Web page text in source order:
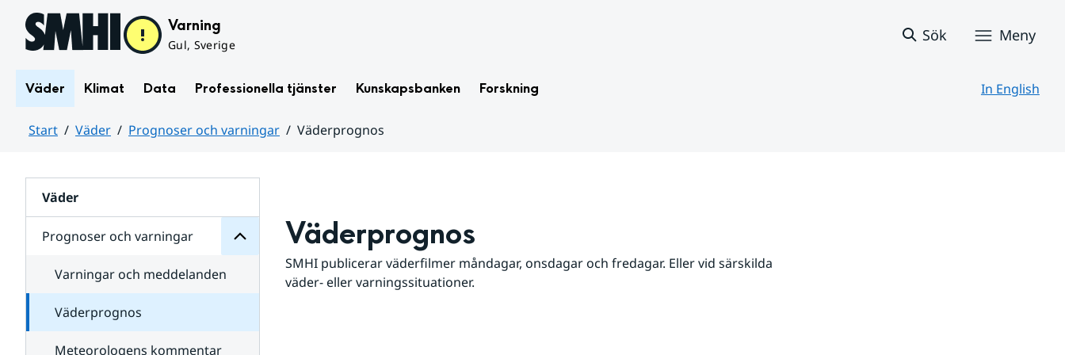
Hoppa till sidans innehåll Varning
Gul, Sverige
Sök Meny
Väder Klimat Data Professionella tjänster Kunskapsbanken Forskning In English
Start Väder Prognoser och varningar
Väderprognos
Väder
Prognoser och varningar
för
varningar
Varningar och meddelanden
Väderprognos
Meteorologens kommentar
Väderprognos
SMHI publicerar väderfilmer måndagar, onsdagar och fredagar. Eller vid särskilda
väder- eller varningssituationer.